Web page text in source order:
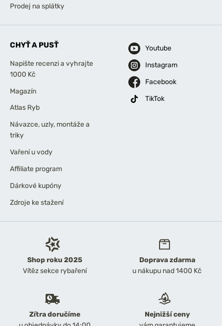
Shop roku 2025
Vítěz sekce rybaření
Doprava zdarma
u nákupu nad 1400 Kč
Zítra doručíme
Nejnižší ceny
Prodej na splátky
CHYŤ A PUSŤ
Napište recenzi a vyhrajte
1000 Kč
Magazín
Atlas Ryb
Návazce, uzly, montáže a
triky
Vaření u vody
Affiliate program
Dárkové kupóny
Zdroje ke stažení
Youtube
Instagram
Facebook
TikTok